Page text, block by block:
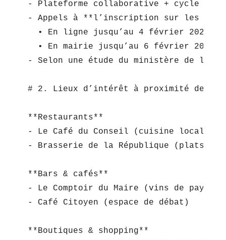
- Plateforme collaborative + cycle de
- Appels à **l’inscription sur les
  • En ligne jusqu’au 4 février 2026
  • En mairie jusqu’au 6 février 2026
- Selon une étude du ministère de
# 2. Lieux d’intérêt à proximité de
**Restaurants**
- Le Café du Conseil (cuisine locale)
- Brasserie de la République (plats
**Bars & cafés**
- Le Comptoir du Maire (vins de pays)
- Café Citoyen (espace de débat)
**Boutiques & shopping**